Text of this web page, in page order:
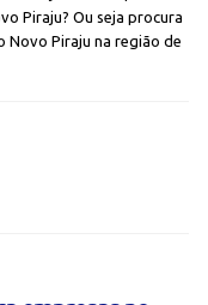
Piraju? Ou seja procura
Novo Piraju na região de